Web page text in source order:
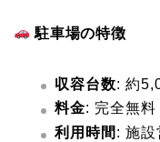
駐車場の特徴
収容台数: 約
料金: 完全無料
利用時間 : 施設